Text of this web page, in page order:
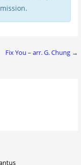
Fix You – arr. G. Chung →